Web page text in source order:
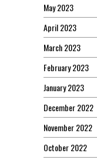
May 2023
April 2023
March 2023
February 2023
January 2023
December 2022
November 2022
October 2022